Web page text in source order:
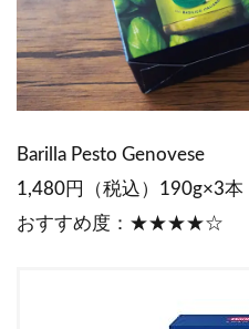
Barilla Pesto Genovese
1,480円（税込）190g×3本
おすすめ度：★★★★☆